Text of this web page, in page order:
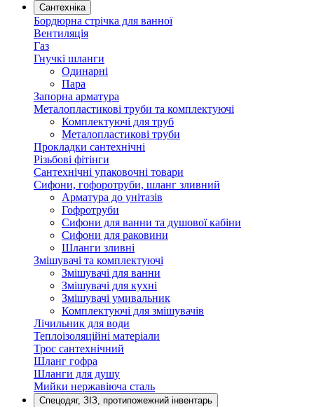
Сантехніка
Бордюрна стрічка для ванної
Вентиляція
Газ
Гнучкі шланги
Одинарні
Пара
Запорна арматура
Металопластикові труби та комплектуючі
Комплектуючі для труб
Металопластикові труби
Прокладки сантехнічні
Різьбові фітінги
Сантехнічні упаковочні товари
Сифони, гофоротруби, шланг зливний
Арматура до унітазів
Гофротруби
Сифони для ванни та душової кабіни
Сифони для раковини
Шланги зливні
Змішувачі та комплектуючі
Змішувачі для ванни
Змішувачі для кухні
Змішувачі умивальник
Комплектуючі для змішувачів
Лічильник для води
Теплоізоляційні матеріали
Трос сантехнічний
Шланг гофра
Шланги для душу
Мийки нержавіюча сталь
Спецодяг, ЗІЗ, протипожежний інвентарь